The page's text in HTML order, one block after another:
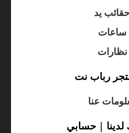
يد
ساعات
نظارات
رباب نت
عنا
| حسابي